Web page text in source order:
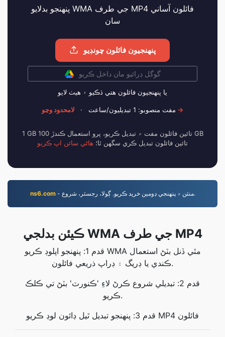
پنهنجو بدلايو WMA جي طرف MP4 فائلون آساني
سان
پنھنجيون فائلون چونڊيو
گوگل ڊرائيو مان داخل ڪريو
يا پنھنجيون فائلون ھتي ڌڪيو ۽ ھيٺ لايو
مفت منصوبو: 1 تبديليون/ساعت · لامحدود وڃو →
1 GB تائين فائلون مفت ۾ تبديل ڪريو، پرو استعمال ڪندڙ 100 GB
تائين فائلون تبديل ڪري سگهن ٿا؛ هاڻي سائن اپ ڪريو
ns6.com - منٽن ۾ پنهنجي ڊومين خريد ڪريو. ڳولا، رجسٽر، شروع.
ڪيئن بدلجي WMA جي طرف MP4
قدم 1: پنهنجو اپلوڊ ڪريو WMA مٿي ڏنل بٽڻ استعمال
ڪندي يا ڊريگ ۽ ڊراپ ذريعي فائلون.
قدم 2: تبديلي شروع ڪرڻ لاءِ 'ڪنورٽ' بٽڻ تي ڪلڪ
ڪريو.
قدم 3: پنهنجو تبديل ٿيل ڊائون لوڊ ڪريو MP4 فائلون